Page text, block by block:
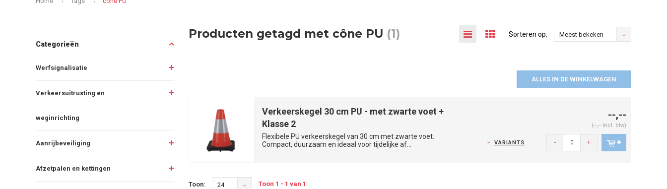
Categorieën
Werfsignalisatie
Verkeersuitrusting en
weginrichting
Aanrijbeveiliging
Afzetpalen en kettingen
Producten getagd met cône PU (1) Sorteren op: Meest bekeken
ALLES IN DE WINKELWAGEN
Verkeerskegel 30 cm PU - met zwarte voet +
Klasse 2
Flexibele PU verkeerskegel van 30 cm met zwarte voet.
Compact, duurzaam en ideaal voor tijdelijke af...
--,--
(--,-- Incl. btw)
VARIANTS - +
Toon: 24 Toon 1 - 1 van 1